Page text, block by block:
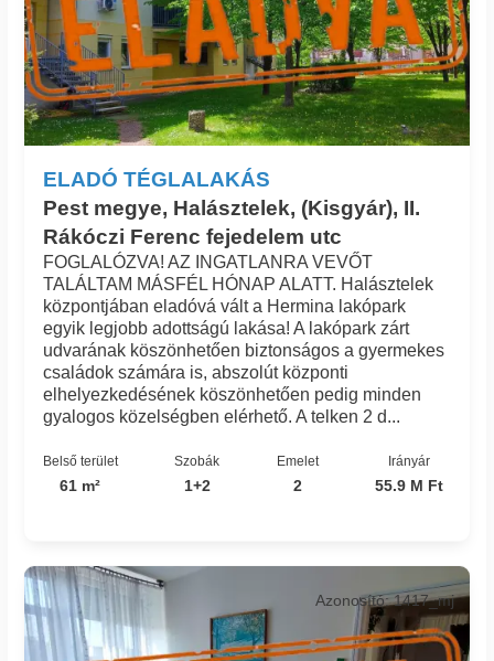
ELADÓ TÉGLALAKÁS
Pest megye, Halásztelek, (Kisgyár), II.
Rákóczi Ferenc fejedelem utc
FOGLALÓZVA! AZ INGATLANRA VEVŐT
TALÁLTAM MÁSFÉL HÓNAP ALATT. Halásztelek
központjában eladóvá vált a Hermina lakópark
egyik legjobb adottságú lakása! A lakópark zárt
udvarának köszönhetően biztonságos a gyermekes
családok számára is, abszolút központi
elhelyezkedésének köszönhetően pedig minden
gyalogos közelségben elérhető. A telken 2 d...
Belső terület
61 m²
Szobák
1+2
Emelet
2
Irányár
55.9 M Ft
Azonosító: 1417_mj